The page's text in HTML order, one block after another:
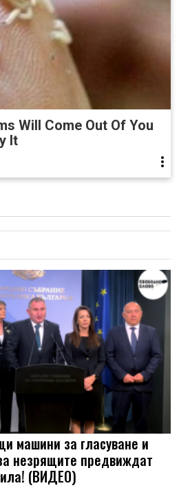
Will Come Out Of You
It
машини за гласуване и
незрящите предвиждат
(ВИДЕО)